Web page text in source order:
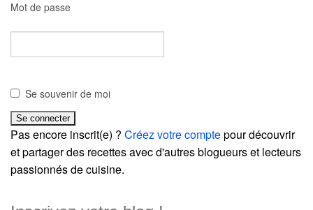
Mot de passe
Se souvenir de moi
Pas encore inscrit(e) ? Créez votre comptepour découvrir
et partager des recettes avec d'autres blogueurs et lecteurs
passionnés de cuisine.